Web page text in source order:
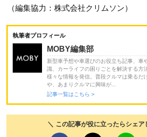
（編集協力：株式会社クリムソン）
執筆者プロフィール
MOBY編集部
新型車予想や車選びのお役立ち記事、車
識、カーライフの困りごとを解決する方
様々な情報を発信。普段クルマは乗るだ
や、あまりクルマに興味が...
記事一覧はこちら >
＼ この記事が役に立ったらシェア